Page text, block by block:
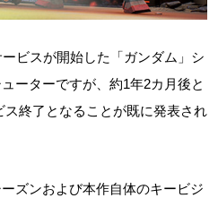
ビスが開始した「ガンダム」シ
ーターですが、約1年2カ月後と
ス終了となることが既に発表され
ズンおよび本作自体のキービジ